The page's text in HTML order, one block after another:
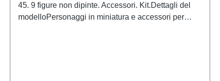
45. 9 figure non dipinte. Accessori. Kit.Dettagli del
modelloPersonaggi in miniatura e accessori per